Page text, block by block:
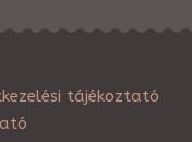
tájékoztató